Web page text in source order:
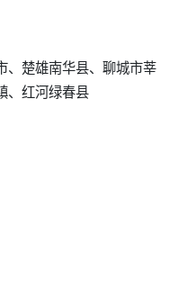
、楚雄南华县、聊城市莘
、红河绿春县